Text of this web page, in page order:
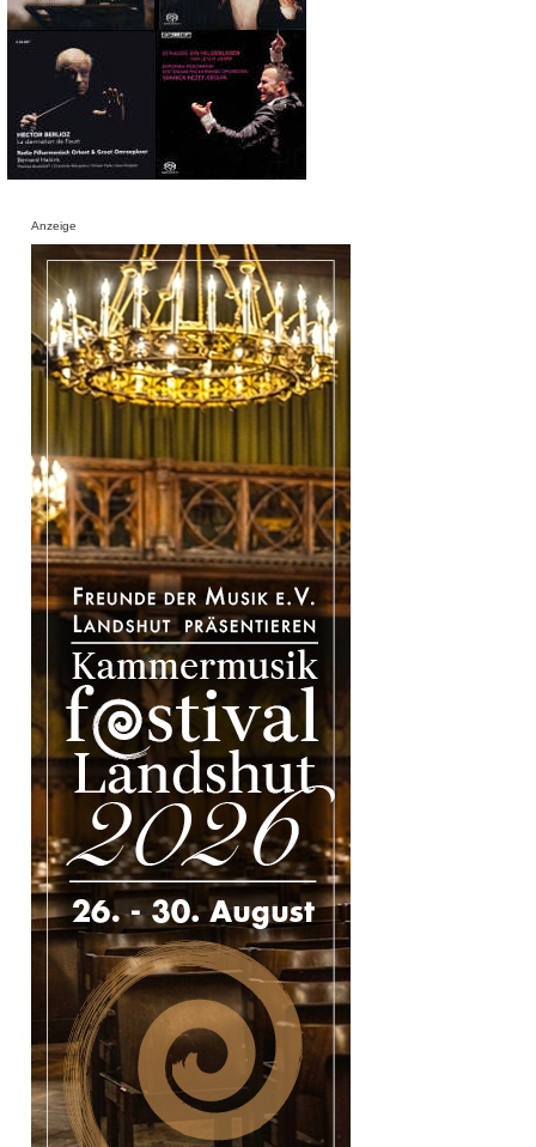
Anzeige